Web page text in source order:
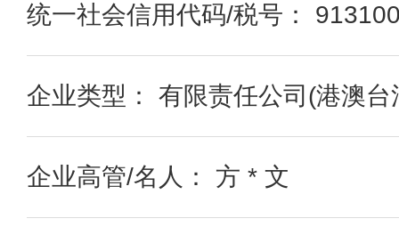
统一社会信用代码/税号：
企业类型： 有限责任公司(港澳台
企业高管/名人： 方 * 文